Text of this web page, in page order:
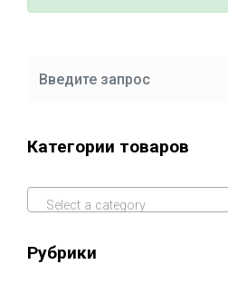
Категории товаров
Select a category
Рубрики